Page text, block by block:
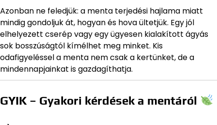
Azonban ne feledjük: a menta terjedési hajlama miatt
mindig gondoljuk át, hogyan és hova ültetjük. Egy jól
elhelyezett cserép vagy egy ügyesen kialakított ágyás
sok bosszúságtól kímélhet meg minket. Kis
odafigyeléssel a menta nem csak a kertünket, de a
mindennapjainkat is gazdagíthatja.
GYIK – Gyakori kérdések a mentáról